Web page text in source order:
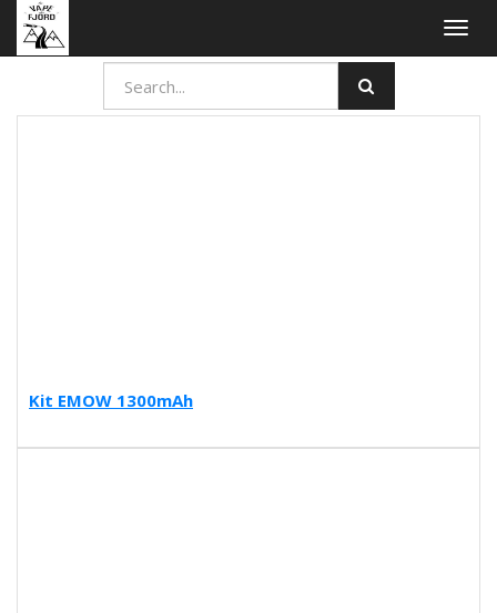
Kit EMOW 1300mAh